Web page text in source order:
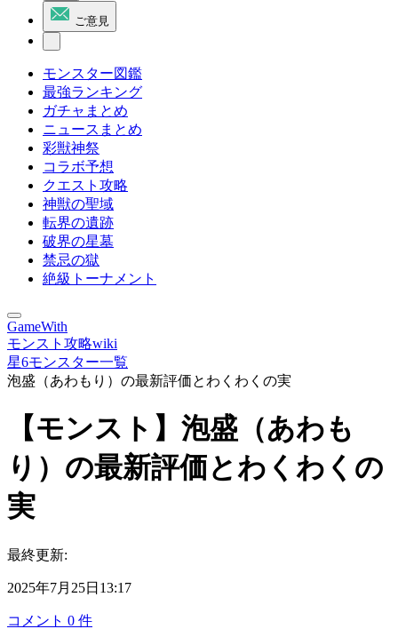
ご意見
モンスター図鑑
最強ランキング
ガチャまとめ
ニュースまとめ
彩獣神祭
コラボ予想
クエスト攻略
神獣の聖域
転界の遺跡
破界の星墓
禁忌の獄
絶級トーナメント
GameWith
モンスト攻略wiki
星6モンスター一覧
泡盛（あわもり）の最新評価とわくわくの実
【モンスト】泡盛（あわも
り）の最新評価とわくわくの
実
最終更新:
2025年7月25日13:17
コメント 0 件